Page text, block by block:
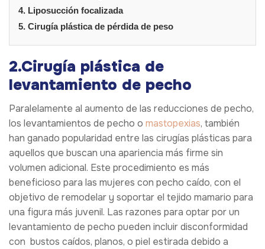
4. Liposucción focalizada
5. Cirugía plástica de pérdida de peso
2.Cirugía plástica de
levantamiento de pecho
Paralelamente al aumento de las reducciones de pecho,
los levantamientos de pecho o mastopexias, también
han ganado popularidad entre las cirugías plásticas para
aquellos que buscan una apariencia más firme sin
volumen adicional. Este procedimiento es más
beneficioso para las mujeres con pecho caído, con el
objetivo de remodelar y soportar el tejido mamario para
una figura más juvenil. Las razones para optar por un
levantamiento de pecho pueden incluir disconformidad
con bustos caídos, planos, o piel estirada debido a